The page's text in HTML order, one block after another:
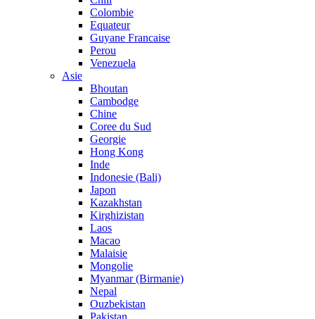
Colombie
Equateur
Guyane Francaise
Perou
Venezuela
Asie
Bhoutan
Cambodge
Chine
Coree du Sud
Georgie
Hong Kong
Inde
Indonesie (Bali)
Japon
Kazakhstan
Kirghizistan
Laos
Macao
Malaisie
Mongolie
Myanmar (Birmanie)
Nepal
Ouzbekistan
Pakistan